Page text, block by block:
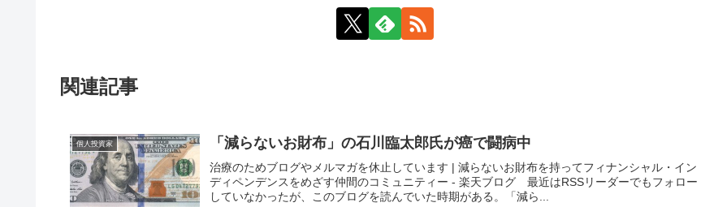
関連記事
個人投資家 「減らないお財布」の石川臨太郎氏が癌で闘病中
治療のためブログやメルマガを休止しています | 減らないお財布を持ってフィナンシャル・イン
ディペンデンスをめざす仲間のコミュニティー - 楽天ブログ 最近はRSSリーダーでもフォロー
していなかったが、このブログを読んでいた時期がある。「減ら...